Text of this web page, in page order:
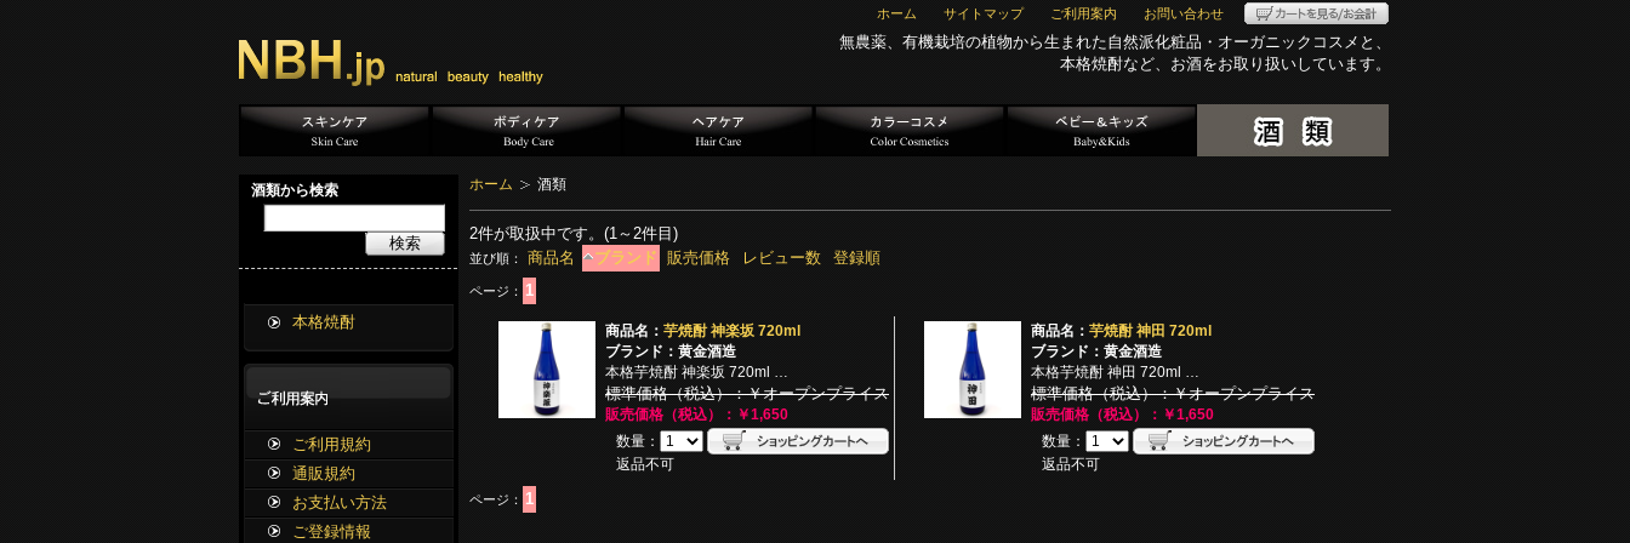
ホーム サイトマップ ご利用案内 お問い合わせ
無農薬、有機栽培の植物から生まれた自然派化粧品・オーガニックコスメと、
本格焼酎など、お酒をお取り扱いしています。
ホーム 酒類
2件が取扱中です。(1～2件目)
並び順： 商品名 ブランド 販売価格 レビュー数 登録順
ページ： 1
商品名： 芋焼酎 神楽坂 720ml
ブランド：黄金酒造
本格芋焼酎 神楽坂 720ml …
標準価格（税込）：￥オープンプライス
販売価格（税込）：￥1,650
数量：
返品不可
商品名： 芋焼酎 神田 720ml
ブランド：黄金酒造
本格芋焼酎 神田 720ml …
標準価格（税込）：￥オープンプライス
販売価格（税込）：￥1,650
数量：
返品不可
ページ： 1
酒類から検索
検索
本格焼酎
ご利用規約
通販規約
お支払い方法
ご登録情報